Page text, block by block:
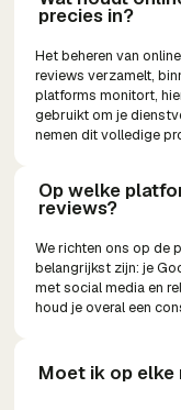
precies in?
Het beheren van
reviews verzamelt,
platforms monitort,
gebruikt om je
nemen dit volledige
Op welke
reviews?
We richten ons op de
belangrijkst zijn: je
met social media en
houd je overal een
Moet ik op elke